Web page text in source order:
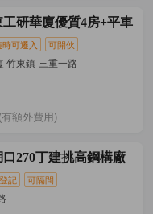
工研華廈優質4房+平車
可遷入 可開伙
竹東鎮-三重一路
(有額外費用)
270丁建挑高鋼構廠
記 可隔間